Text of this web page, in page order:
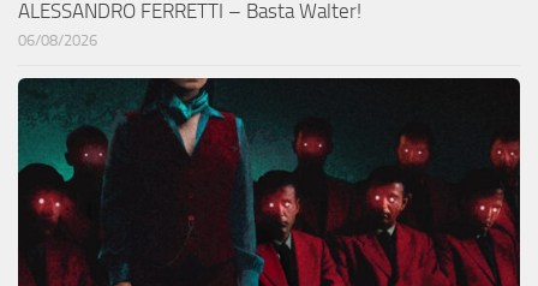
ALESSANDRO FERRETTI – Basta Walter!
06/08/2026